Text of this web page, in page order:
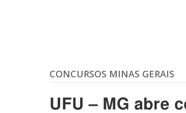
CONCURSOS MINAS GERAIS
UFU – MG abre